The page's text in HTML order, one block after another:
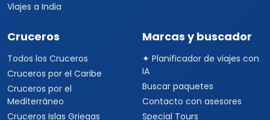
Viajes a India
Cruceros
Todos los Cruceros
Cruceros por el Caribe
Cruceros por el
Mediterráneo
Cruceros Islas Griegas
Marcas y buscador
✦ Planificador de viajes con
IA
Buscar paquetes
Contacto con asesores
Special Tours